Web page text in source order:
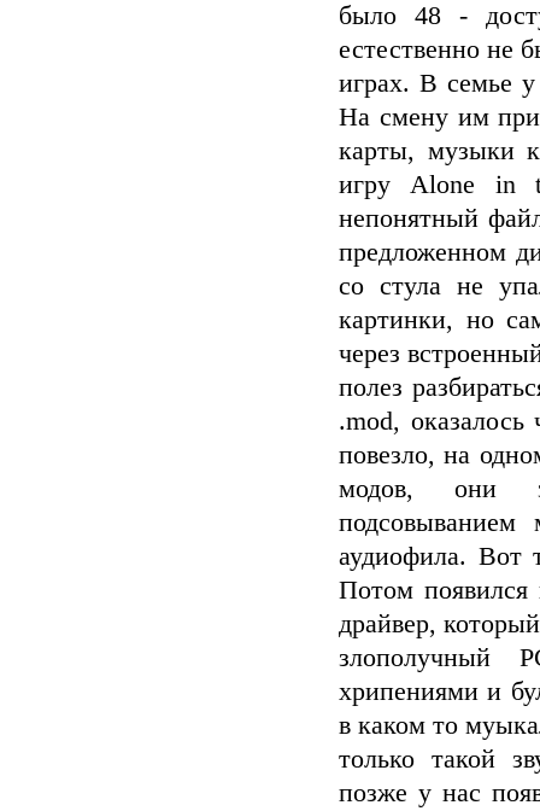
было 48 -
естественно не
играх. В семье
На смену им
карты, музыки
игру Alone in
непонятный
предложенном
со стула не
картинки, но
через
полез
.mod,
повезло, на
модов, они
аудиофила.
Потом появился
драйвер,
злополучный
хрипениями и
в каком то
только такой
позже у нас